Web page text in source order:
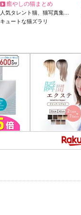
癒やしの猫まとめ
人気タレント猫、猫写真集…
キュートな猫ズラリ